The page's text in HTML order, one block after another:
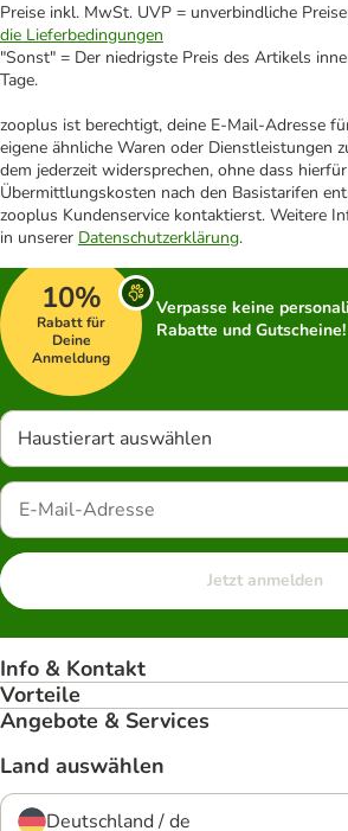
Preise inkl. MwSt. UVP = unverbindliche
die Lieferbedingungen
"Sonst" = Der niedrigste Preis des Artikels
Tage.
zooplus ist berechtigt, deine E-Mail-Adresse
eigene ähnliche Waren oder Dienstleistungen
dem jederzeit widersprechen, ohne dass
Übermittlungskosten nach den Basistarifen
zooplus Kundenservice kontaktierst. Weitere
in unserer Datenschutzerklärung.
10%
Rabatt für
Deine
Anmeldung
Verpasse keine
Rabatte und Gutscheine!
Haustierart auswählen
Jetzt anmelden
Info & Kontakt
Vorteile
Angebote & Services
Land auswählen
Deutschland / de